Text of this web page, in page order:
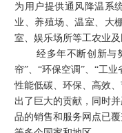
为用户提供通风降温系
业、养殖场、温室、大
室、娱乐场所等工农业及
经多年不断创新与努
帘”、“环保空调”、“工业
性能低碳、环保、高效
出了巨大的贡献，同时
品的销售和服务网点已